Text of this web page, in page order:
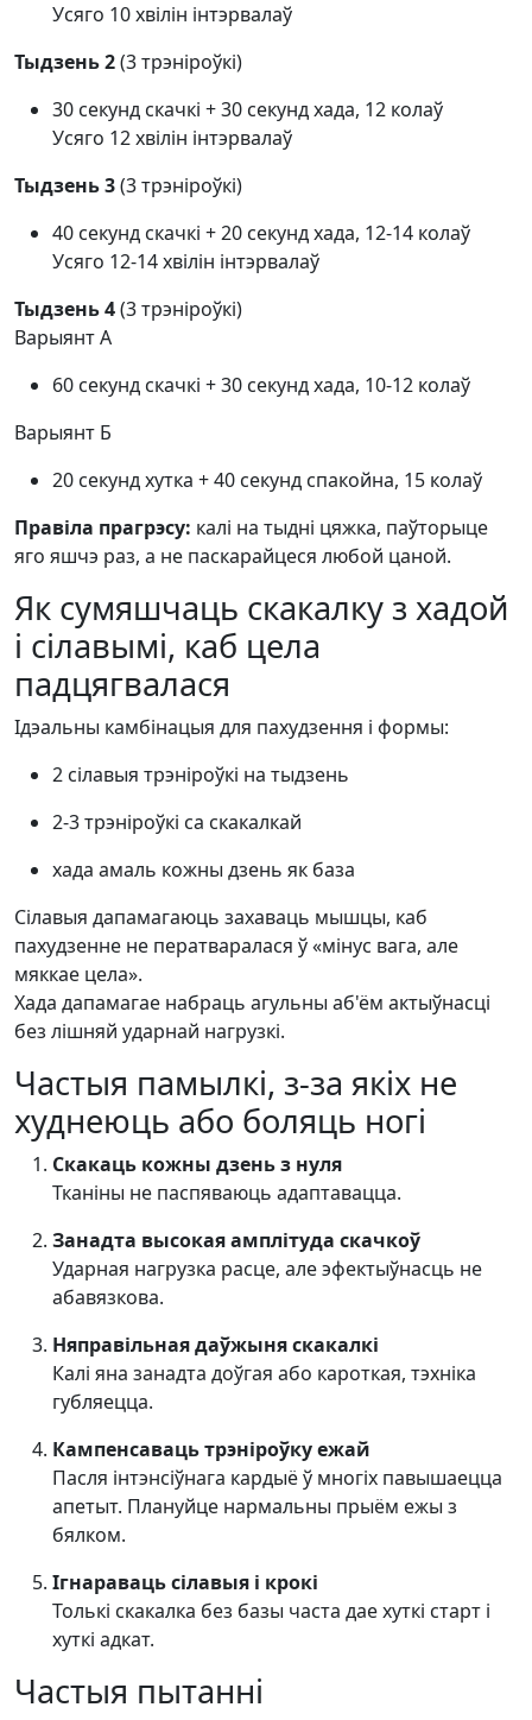
Усяго 10 хвілін інтэрвалаў
Тыдзень 2(3 трэніроўкі)
30 секунд скачкі + 30 секунд хада, 12 колаў
Усяго 12 хвілін інтэрвалаў
Тыдзень 3(3 трэніроўкі)
40 секунд скачкі + 20 секунд хада, 12-14 колаў
Усяго 12-14 хвілін інтэрвалаў
Тыдзень 4(3 трэніроўкі)
Варыянт А
60 секунд скачкі + 30 секунд хада, 10-12 колаў
Варыянт Б
20 секунд хутка + 40 секунд спакойна, 15 колаў
Правіла прагрэсу: калі на тыдні цяжка, паўторыце
яго яшчэ раз, а не паскарайцеся любой цаной.
Як сумяшчаць скакалку з хадой
і сілавымі, каб цела
падцягвалася
Ідэальны камбінацыя для пахудзення і формы:
2 сілавыя трэніроўкі на тыдзень
2-3 трэніроўкі са скакалкай
хада амаль кожны дзень як база
Сілавыя дапамагаюць захаваць мышцы, каб
пахудзенне не ператваралася ў «мінус вага, але
мяккае цела».
Хада дапамагае набраць агульны аб'ём актыўнасці
без лішняй ударнай нагрузкі.
Частыя памылкі, з-за якіх не
худнеюць або боляць ногі
Скакаць кожны дзень з нуля
Тканіны не паспяваюць адаптавацца.
Занадта высокая амплітуда скачкоў
Ударная нагрузка расце, але эфектыўнасць не
абавязкова.
Няправільная даўжыня скакалкі
Калі яна занадта доўгая або кароткая, тэхніка
губляецца.
Кампенсаваць трэніроўку ежай
Пасля інтэнсіўнага кардыё ў многіх павышаецца
апетыт. Плануйце нармальны прыём ежы з
бялком.
Ігнараваць сілавыя і крокі
Толькі скакалка без базы часта дае хуткі старт і
хуткі адкат.
Частыя пытанні